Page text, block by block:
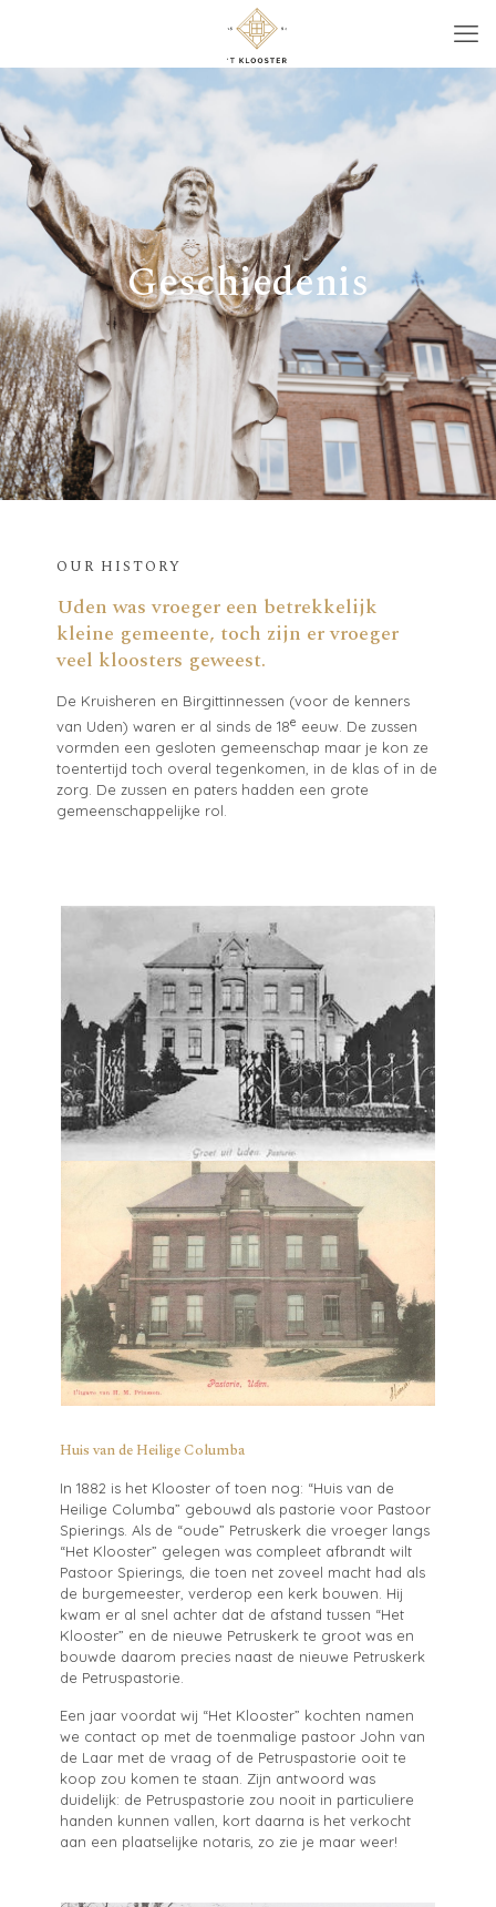
Geschiedenis
OUR HISTORY
Uden was vroeger een betrekkelijk
kleine gemeente, toch zijn er vroeger
veel kloosters geweest.
De Kruisheren en Birgittinnessen (voor de kenners
van Uden) waren er al sinds de 18e eeuw. De zussen
vormden een gesloten gemeenschap maar je kon ze
toentertijd toch overal tegenkomen, in de klas of in de
zorg. De zussen en paters hadden een grote
gemeenschappelijke rol.
Huis van de Heilige Columba
In 1882 is het Klooster of toen nog: “Huis van de
Heilige Columba” gebouwd als pastorie voor Pastoor
Spierings. Als de “oude” Petruskerk die vroeger langs
“Het Klooster” gelegen was compleet afbrandt wilt
Pastoor Spierings, die toen net zoveel macht had als
de burgemeester, verderop een kerk bouwen. Hij
kwam er al snel achter dat de afstand tussen “Het
Klooster” en de nieuwe Petruskerk te groot was en
bouwde daarom precies naast de nieuwe Petruskerk
de Petruspastorie.
Een jaar voordat wij “Het Klooster” kochten namen
we contact op met de toenmalige pastoor John van
de Laar met de vraag of de Petruspastorie ooit te
koop zou komen te staan. Zijn antwoord was
duidelijk: de Petruspastorie zou nooit in particuliere
handen kunnen vallen, kort daarna is het verkocht
aan een plaatselijke notaris, zo zie je maar weer!